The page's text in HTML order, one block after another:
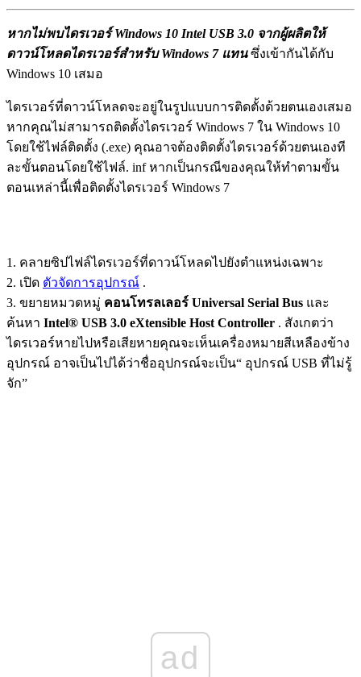
หากไม่พบไดรเวอร์ Windows 10 Intel USB 3.0 จากผู้ผลิตให้
ดาวน์โหลดไดรเวอร์สำหรับ Windows 7 แทน ซึ่งเข้ากันได้กับ
Windows 10 เสมอ
ไดรเวอร์ที่ดาวน์โหลดจะอยู่ในรูปแบบการติดตั้งด้วยตนเองเสมอ
หากคุณไม่สามารถติดตั้งไดรเวอร์ Windows 7 ใน Windows 10
โดยใช้ไฟล์ติดตั้ง (.exe) คุณอาจต้องติดตั้งไดรเวอร์ด้วยตนเองที
ละขั้นตอนโดยใช้ไฟล์. inf หากเป็นกรณีของคุณให้ทำตามขั้น
ตอนเหล่านี้เพื่อติดตั้งไดรเวอร์ Windows 7
1. คลายซิปไฟล์ไดรเวอร์ที่ดาวน์โหลดไปยังตำแหน่งเฉพาะ
2. เปิด ตัวจัดการอุปกรณ์ .
3. ขยายหมวดหมู่ คอนโทรลเลอร์ Universal Serial Bus และ
ค้นหา Intel® USB 3.0 eXtensible Host Controller . สังเกตว่า
ไดรเวอร์หายไปหรือเสียหายคุณจะเห็นเครื่องหมายสีเหลืองข้าง
อุปกรณ์ อาจเป็นไปได้ว่าชื่ออุปกรณ์จะเป็น“ อุปกรณ์ USB ที่ไม่รู้
จัก”
ad